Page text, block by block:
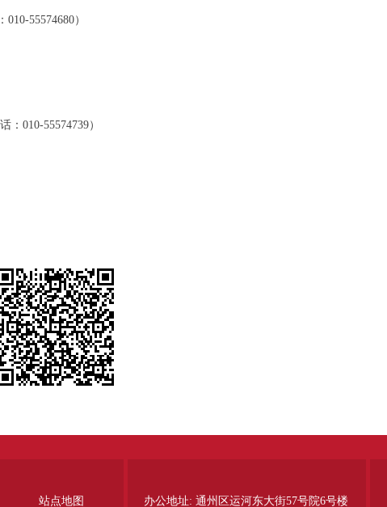
55574680）
： 010-55574739）
办公地址: 通州区运河东大街57号院6号楼
站点地图